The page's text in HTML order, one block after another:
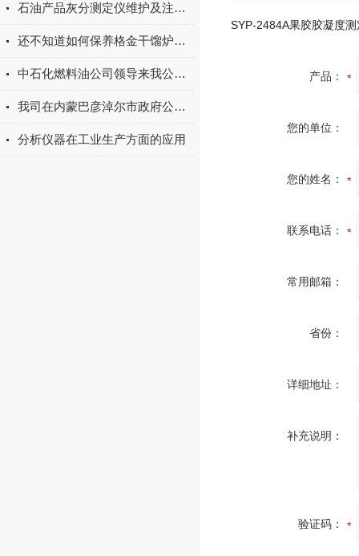
石油产品灰分测定仪维护及注意事项
还不知道如何保养格金干馏炉？进来看
中石化燃料油公司领导来我公司考察
我司在内蒙巴彦淖尔市政府公开招标采购仪器评审会上中标
分析仪器在工业生产方面的应用
产品：
您的单位：
您的姓名：
联系电话：
常用邮箱：
省份：
详细地址：
补充说明：
验证码：